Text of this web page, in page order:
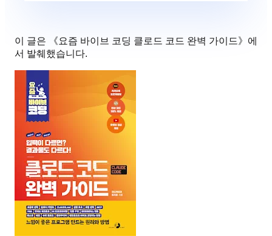
이 글은 《요즘 바이브 코딩 클로드 코드 완벽 가이드》에
서 발췌했습니다.